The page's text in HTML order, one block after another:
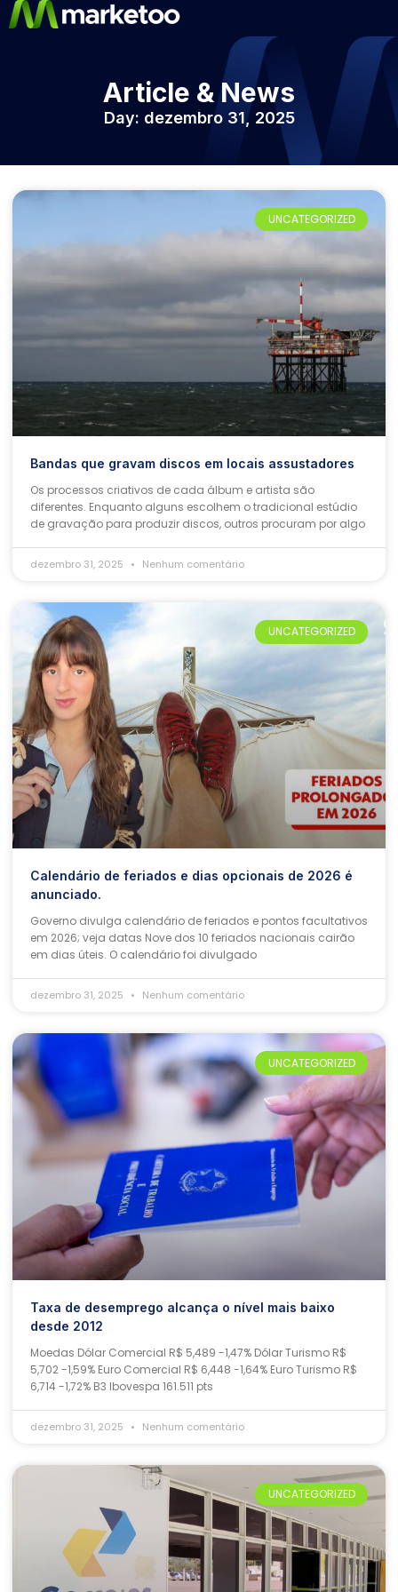
Article & News
Day: dezembro 31, 2025
UNCATEGORIZED
Bandas que gravam discos em locais assustadores
Os processos criativos de cada álbum e artista são
diferentes. Enquanto alguns escolhem o tradicional estúdio
de gravação para produzir discos, outros procuram por algo
dezembro 31, 2025 Nenhum comentário
UNCATEGORIZED
Calendário de feriados e dias opcionais de 2026 é
anunciado.
Governo divulga calendário de feriados e pontos facultativos
em 2026; veja datas Nove dos 10 feriados nacionais cairão
em dias úteis. O calendário foi divulgado
dezembro 31, 2025 Nenhum comentário
UNCATEGORIZED
Taxa de desemprego alcança o nível mais baixo
desde 2012
Moedas Dólar Comercial R$ 5,489 -1,47% Dólar Turismo R$
5,702 -1,59% Euro Comercial R$ 6,448 -1,64% Euro Turismo R$
6,714 -1,72% B3 Ibovespa 161.511 pts
dezembro 31, 2025 Nenhum comentário
UNCATEGORIZED